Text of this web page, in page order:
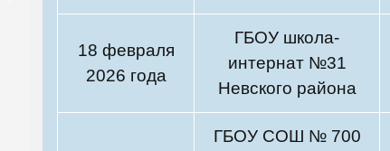
18 февраля
2026 года
ГБОУ школа-
интернат №31
Невского района
ГБОУ СОШ № 700